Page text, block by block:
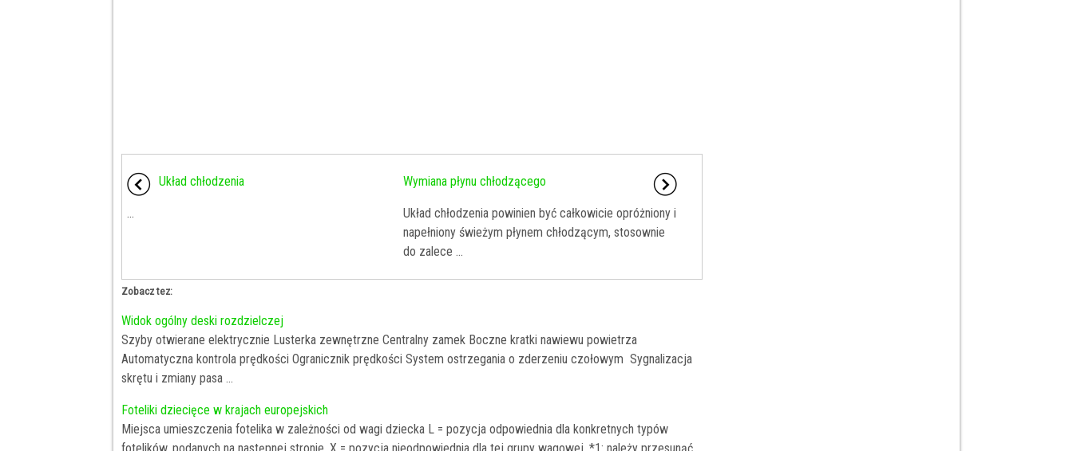
Układ chłodzenia
...
Wymiana płynu chłodzącego
Układ chłodzenia powinien być całkowicie opróżniony i
napełniony świeżym płynem chłodzącym, stosownie
do zalece ...
Zobacz tez:
Widok ogólny deski rozdzielczej
Szyby otwierane elektrycznie Lusterka zewnętrzne Centralny zamek Boczne kratki nawiewu powietrza
Automatyczna kontrola prędkości Ogranicznik prędkości System ostrzegania o zderzeniu czołowym Sygnalizacja
skrętu i zmiany pasa ...
Foteliki dziecięce w krajach europejskich
Miejsca umieszczenia fotelika w zależności od wagi dziecka L = pozycja odpowiednia dla konkretnych typów